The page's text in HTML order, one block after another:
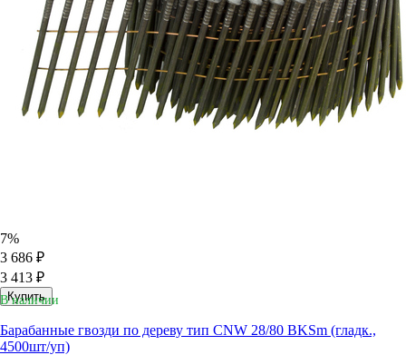
7%
3 686 ₽
3 413 ₽
Купить
В наличии
Барабанные гвозди по дереву тип CNW 28/80 BKSm (гладк.,
4500шт/уп)